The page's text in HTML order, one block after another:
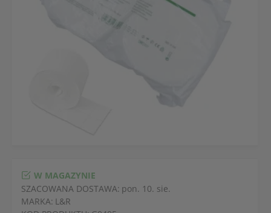
W MAGAZYNIE
SZACOWANA DOSTAWA: pon. 10. sie.
MARKA: L&R